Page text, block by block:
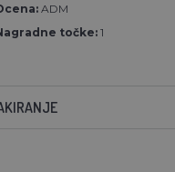
ADM
točke: 1